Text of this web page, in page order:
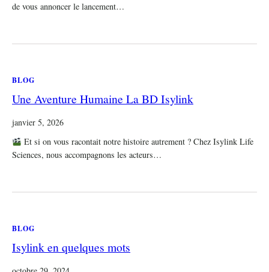
de vous annoncer le lancement…
BLOG
Une Aventure Humaine La BD Isylink
janvier 5, 2026
Et si on vous racontait notre histoire autrement ? Chez Isylink Life
Sciences, nous accompagnons les acteurs…
BLOG
Isylink en quelques mots